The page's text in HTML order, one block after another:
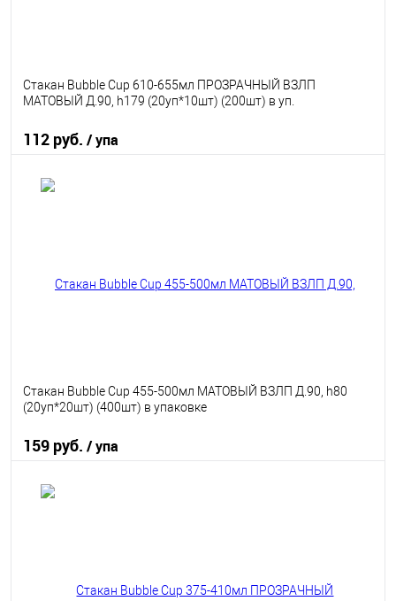
Стакан Bubble Cup 610-655мл ПРОЗРАЧНЫЙ ВЗЛП
МАТОВЫЙ Д.90, h179 (20уп*10шт) (200шт) в уп.
112 руб. / упа
Стакан Bubble Cup 455-500мл МАТОВЫЙ ВЗЛП Д.90, h80
(20уп*20шт) (400шт) в упаковке
159 руб. / упа